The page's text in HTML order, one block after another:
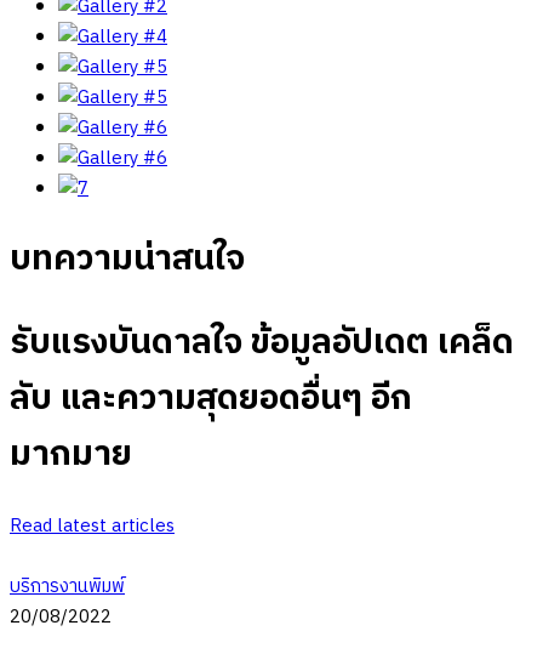
บทความน่าสนใจ
รับแรงบันดาลใจ ข้อมูลอัปเดต เคล็ด
ลับ และความสุดยอดอื่นๆ อีก
มากมาย
Read latest articles
บริการงานพิมพ์
20/08/2022